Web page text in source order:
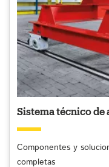
Sistema técnico
Componentes y
completas